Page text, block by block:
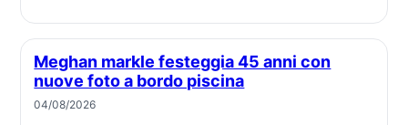
Meghan markle festeggia 45 anni con
nuove foto a bordo piscina
04/08/2026